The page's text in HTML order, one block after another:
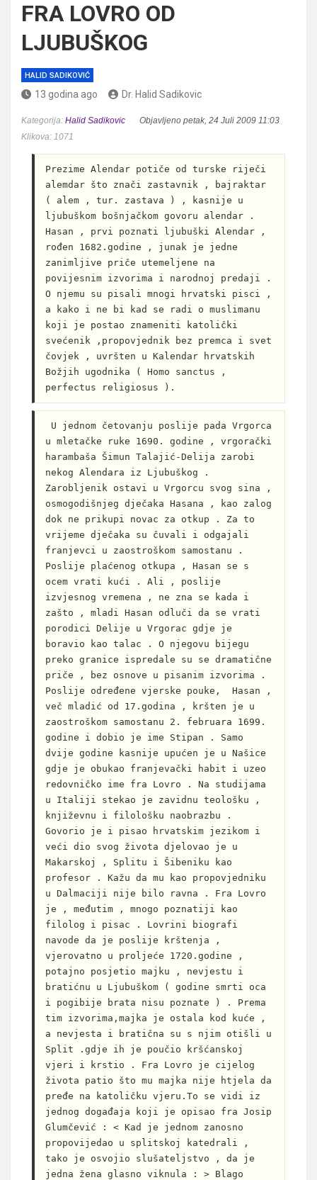
FRA LOVRO OD
LJUBUŠKOG
HALID SADIKOVIĆ
13 godina ago Dr. Halid Sadikovic
Kategorija: Halid Sadikovic
Objavljeno petak, 24 Juli 2009 11:03
Klikova: 1071
Prezime Alendar potiče od turske riječi
alemdar što znači zastavnik , bajraktar
( alem , tur. zastava ) , kasnije u
ljubuškom bošnjačkom govoru alendar .
Hasan , prvi poznati ljubuški Alendar ,
rođen 1682.godine , junak je jedne
zanimljive priče utemeljene na
povijesnim izvorima i narodnoj predaji .
O njemu su pisali mnogi hrvatski pisci ,
a kako i ne bi kad se radi o muslimanu
koji je postao znameniti katolički
svećenik ,propovjednik bez premca i svet
čovjek , uvršten u Kalendar hrvatskih
Božjih ugodnika ( Homo sanctus ,
perfectus religiosus ).
u mletačke ruke 1690. godine , vrgorački
harambaša Šimun Talajić-Delija zarobi
nekog Alendara iz Ljubuškog .
Zarobljenik ostavi u Vrgorcu svog sina ,
osmogodišnjeg dječaka Hasana , kao zalog
dok ne prikupi novac za otkup . Za to
vrijeme dječaka su čuvali i odgajali
franjevci u zaostroškom samostanu .
Poslije plaćenog otkupa , Hasan se s
ocem vrati kući . Ali , poslije
izvjesnog vremena , ne zna se kada i
zašto , mladi Hasan odluči da se vrati
porodici Delije u Vrgorac gdje je
boravio kao talac . O njegovu bijegu
preko granice ispredale su se dramatične
priče , bez osnove u pisanim izvorima .
Poslije određene vjerske pouke,  Hasan ,
več mladić od 17.godina , kršten je u
zaostroškom samostanu 2. februara 1699.
godine i dobio je ime Stipan . Samo
dvije godine kasnije upućen je u Našice
gdje je obukao franjevački habit i uzeo
redovničko ime fra Lovro . Na studijama
u Italiji stekao je zavidnu teološku ,
književnu i filološku naobrazbu .
Govorio je i pisao hrvatskim jezikom i
veći dio svog života djelovao je u
Makarskoj , Splitu i Šibeniku kao
profesor . Kažu da mu kao propovjedniku
u Dalmaciji nije bilo ravna . Fra Lovro
je , međutim , mnogo poznatiji kao
filolog i pisac . Lovrini biografi
navode da je poslije krštenja ,
vjerovatno u proljeće 1720.godine ,
potajno posjetio majku , nevjestu i
bratićnu u Ljubuškom ( godine smrti oca
i pogibije brata nisu poznate ) . Prema
tim izvorima,majka je ostala kod kuće ,
a nevjesta i bratična su s njim otišli u
Split .gdje ih je poučio kršćanskoj
vjeri i krstio . Fra Lovro je cijelog
života patio što mu majka nije htjela da
pređe na katoličku vjeru.To se vidi iz
jednog događaja koji je opisao fra Josip
Glumčević : < Kad je jednom zanosno
propovijedao u splitskoj katedrali ,
tako je osvojio slušateljstvo , da je
jedna žena glasno viknula : > Blago